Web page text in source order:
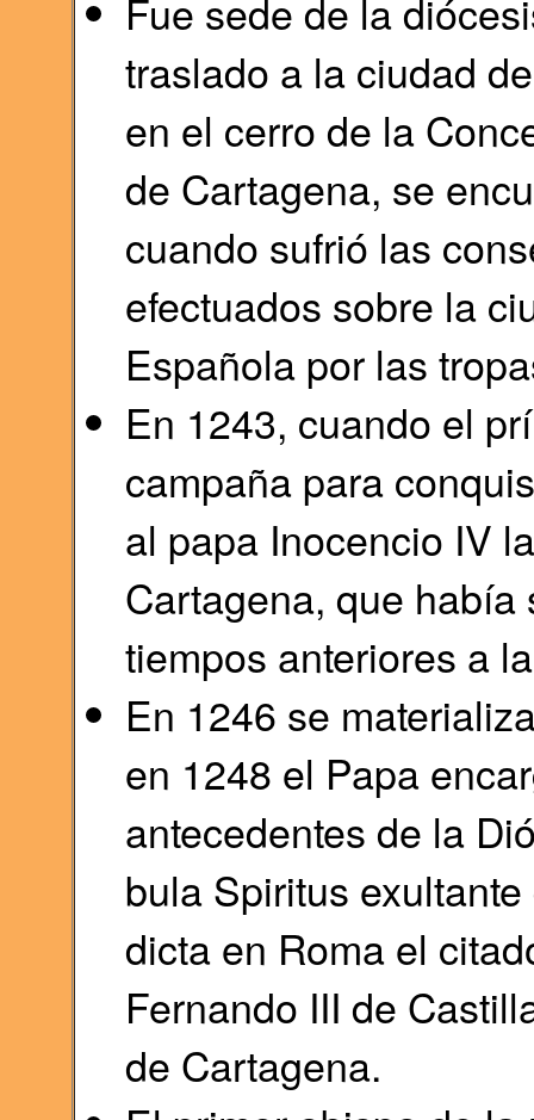
Fue sede de la
traslado a la ciudad
en el cerro de la
de Cartagena, se
cuando sufrió las
efectuados sobre la
Española por las
En 1243, cuando el
campaña para
al papa Inocencio IV
Cartagena, que
tiempos anteriores a
En 1246 se
en 1248 el Papa
antecedentes de la
bula Spiritus
dicta en Roma el
Fernando III de
de Cartagena.